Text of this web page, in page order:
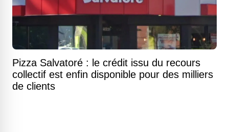
Pizza Salvatoré : le crédit issu du recours
collectif est enfin disponible pour des milliers
de clients